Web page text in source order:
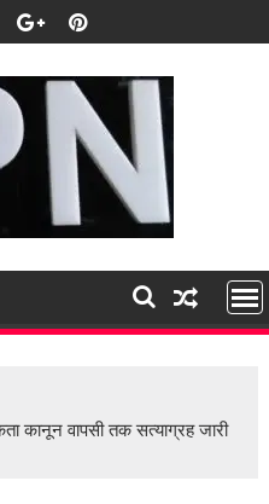
कानून वापसी तक सत्याग्रह जारी